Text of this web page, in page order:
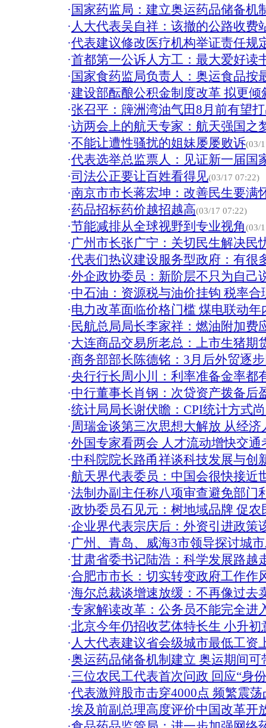
· 国家药监局：建立奥运药品储备机
· 人大代表吴自祥：该撤的公路收费
·代表建议修改医疗机构举证责任规
·首都第一公诉人方工：最大爱好读
· 国家食药监局负责人：奥运食品按
·建设部酝酿公积金制度改革 拟更倾
·张召平：簰洲湾油气田8月前有望
·访两会上的航天专家：航天强国之
·不能让遭性骚扰的姐妹屡屡败诉(03/
·代表选举总监票人：见证新一届国
·司法公正要让百姓看得见(03/17 07:22)
·南京市市长蒋宏坤：改善民生要满
·药品招标药价越招越高(03/17 07:22)
·节能减排从全球视野到专业视角(03/
·广州市长张广宁：关切民生解决民
·代表们热议建设服务型政府：有很
·外企政协委员：新阶层不只为自己
·中石油：资源税与油价挂钩 税率合
·电力改革面临价格门槛 煤电联动年
· 民航总局局长李家祥：燃油附加费
·大连商品交易所老总：上市生猪期
·商务部部长陈德铭：3月后外贸逐
·央行行长周小川：利率准备金率都
·中行董事长肖钢：次贷资产拨备后
·统计局局长谢伏瞻：CPI统计方式
·周瑞金谈第三次思想大解放 从经济
·外国专家看两会 人才流动增快交通
·中科院院长路甬祥谈科技发展与创
·航天界代表委员：中国会很快接近
·法制办副主任称八项审查避免部门
·政协委员石见元：树地域品牌 促农
·企业界代表宗庆后：外资引进政策
·广州、青岛、威海3市领导探讨城
·甘肃省委书记陆浩：科学发展路越
·合肥市市长：切实转变政府工作作
·海尔总裁谈增速放缓：不再像过去
·专家解读改革：公务员不能完全进
·北京今年仍招收艺体特长生 小升初
· 人大代表建议省会级城市最低工资
·奥运药品储备机制建立 奥运期间可
·三位农民工代表首次问政 回应“身
·代表激辩股市击穿4000点 频繁震
·埃及前副总理高度评价中国改革开